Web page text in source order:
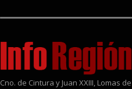
Cno. de Cintura y Juan XXIII, Lomas